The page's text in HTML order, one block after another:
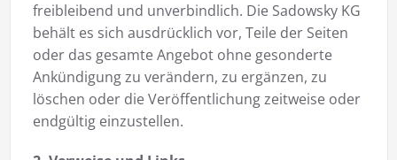
freibleibend und unverbindlich. Die Sadowsky KG
behält es sich ausdrücklich vor, Teile der Seiten
oder das gesamte Angebot ohne gesonderte
Ankündigung zu verändern, zu ergänzen, zu
löschen oder die Veröffentlichung zeitweise oder
endgültig einzustellen.